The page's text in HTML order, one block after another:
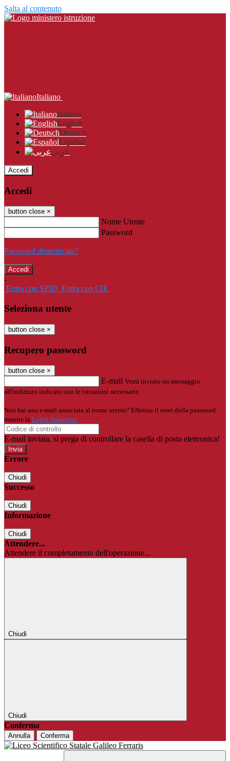
Salta al contenuto
Italiano
Italiano
English
Deutsch
Español
عربى
Accedi
Accedi
button close ×
Nome Utente
Password
Password dimenticata?
-
Entra con SPID Entra con CIE
Seleziona utente
button close ×
Recupero password
button close ×
E-mail Verrà inviato un messaggio
all'indirizzo indicato con le istruzioni necessarie.
Non hai una e-mail associata al nome utente? Effettua il reset della password
tramite la Login Spaggiari
E-mail inviata, si prega di controllare la casella di posta elettronica!
Errore
Chiudi
Successo
Chiudi
Informazione
Chiudi
Attendere...
Attendere il completamento dell'operazione...
Chiudi
Chiudi
Conferma
Annulla Conferma